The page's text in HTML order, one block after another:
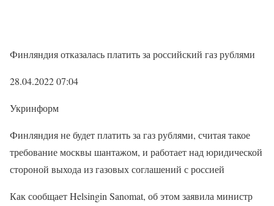
Финляндия отказалась платить за российский газ рублями
28.04.2022 07:04
Укринформ
Финляндия не будет платить за газ рублями, считая такое
требование москвы шантажом, и работает над юридической
стороной выхода из газовых соглашений с россией
Как сообщает Helsingin Sanomat, об этом заявила министр